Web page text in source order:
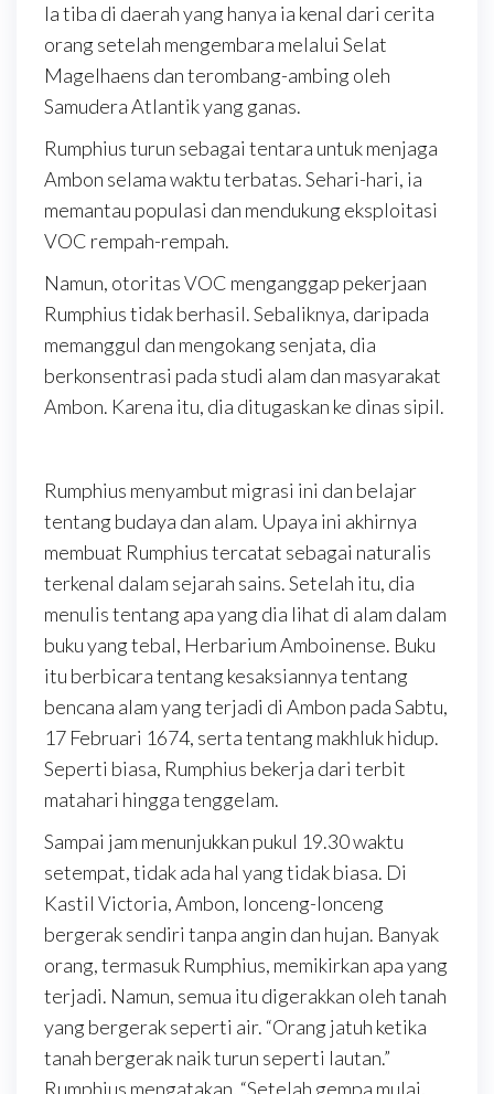
Ia tiba di daerah yang hanya ia kenal dari cerita
orang setelah mengembara melalui Selat
Magelhaens dan terombang-ambing oleh
Samudera Atlantik yang ganas.
Rumphius turun sebagai tentara untuk menjaga
Ambon selama waktu terbatas. Sehari-hari, ia
memantau populasi dan mendukung eksploitasi
VOC rempah-rempah.
Namun, otoritas VOC menganggap pekerjaan
Rumphius tidak berhasil. Sebaliknya, daripada
memanggul dan mengokang senjata, dia
berkonsentrasi pada studi alam dan masyarakat
Ambon. Karena itu, dia ditugaskan ke dinas sipil.
Rumphius menyambut migrasi ini dan belajar
tentang budaya dan alam. Upaya ini akhirnya
membuat Rumphius tercatat sebagai naturalis
terkenal dalam sejarah sains. Setelah itu, dia
menulis tentang apa yang dia lihat di alam dalam
buku yang tebal, Herbarium Amboinense. Buku
itu berbicara tentang kesaksiannya tentang
bencana alam yang terjadi di Ambon pada Sabtu,
17 Februari 1674, serta tentang makhluk hidup.
Seperti biasa, Rumphius bekerja dari terbit
matahari hingga tenggelam.
Sampai jam menunjukkan pukul 19.30 waktu
setempat, tidak ada hal yang tidak biasa. Di
Kastil Victoria, Ambon, lonceng-lonceng
bergerak sendiri tanpa angin dan hujan. Banyak
orang, termasuk Rumphius, memikirkan apa yang
terjadi. Namun, semua itu digerakkan oleh tanah
yang bergerak seperti air. “Orang jatuh ketika
tanah bergerak naik turun seperti lautan.”
Rumphius mengatakan, “Setelah gempa mulai,